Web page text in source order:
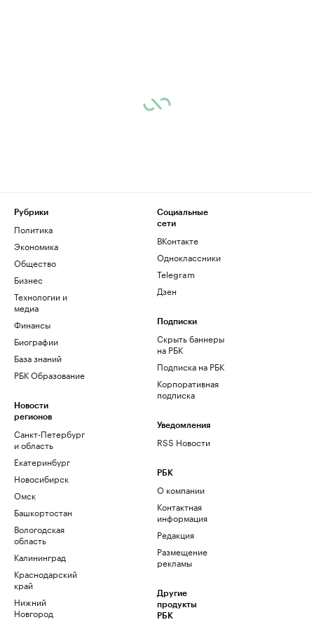
Рубрики
Политика
Экономика
Общество
Бизнес
Технологии и
медиа
Финансы
Биографии
База знаний
РБК Образование
Новости
регионов
Санкт-Петербург
и область
Екатеринбург
Новосибирск
Омск
Башкортостан
Вологодская
область
Калининград
Краснодарский
край
Нижний
Новгород
Социальные
сети
ВКонтакте
Одноклассники
Telegram
Дзен
Подписки
Скрыть баннеры
на РБК
Подписка на РБК
Корпоративная
подписка
Уведомления
RSS Новости
РБК
О компании
Контактная
информация
Редакция
Размещение
рекламы
Другие
продукты
РБК